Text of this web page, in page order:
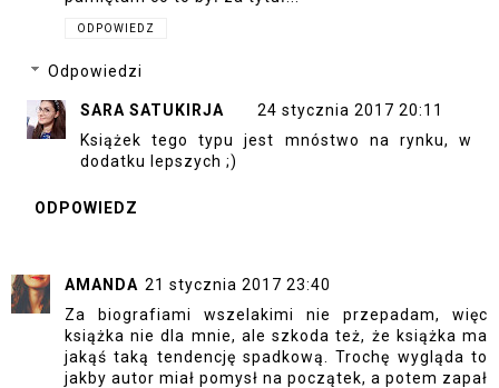
ODPOWIEDZ
Odpowiedzi
SARA SATUKIRJA
24 stycznia 2017 20:11
Książek tego typu jest mnóstwo na rynku, w
dodatku lepszych ;)
ODPOWIEDZ
AMANDA 21 stycznia 2017 23:40
Za biografiami wszelakimi nie przepadam, więc
książka nie dla mnie, ale szkoda też, że książka ma
jakąś taką tendencję spadkową. Trochę wygląda to
jakby autor miał pomysł na początek, a potem zapał